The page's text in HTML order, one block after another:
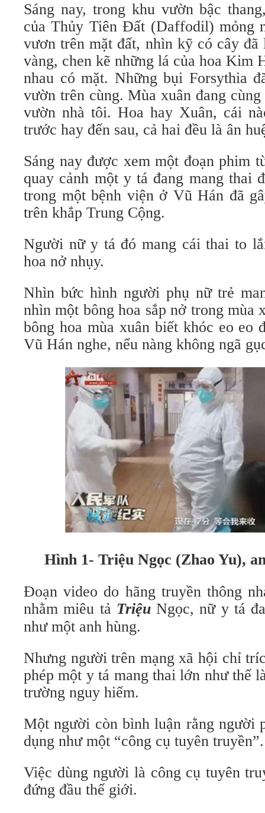
Sáng nay, trong khu vườn bậc
của Thủy Tiên Đất (Daffodil) mỏng
vươn trên mặt đất, nhìn kỹ có cây
vàng, chen kẽ những lá của hoa Kim
nhau có mặt. Những bụi Forsythia
vườn trên cùng. Mùa xuân đang
vườn nhà tôi. Hoa hay Xuân, cái
trước hay đến sau, cả hai đều là ân
Sáng nay được xem một đoạn phim
quay cảnh một y tá đang mang thai
trong một bệnh viện ở Vũ Hán đã
trên khắp Trung Cộng.
Người nữ y tá đó mang cái thai to
hoa nở nhụy.
Nhìn bức hình người phụ nữ trẻ
nhìn một bông hoa sắp nở trong mùa
bông hoa mùa xuân biết khóc eo eo
Vũ Hán nghe, nếu nàng không ngã
Hình 1- Triệu Ngọc (Zhao Yu),
Đoạn video do hãng truyền thông
nhằm miêu tả TriệuNgọc, nữ y tá
như một anh hùng.
Nhưng người trên mạng xã hội chỉ
phép một y tá mang thai lớn như thế
trường nguy hiểm.
Một người còn bình luận rằng người
dụng như một “công cụ tuyên truyền”.
Việc dùng người là công cụ tuyên
đứng đầu thế giới.